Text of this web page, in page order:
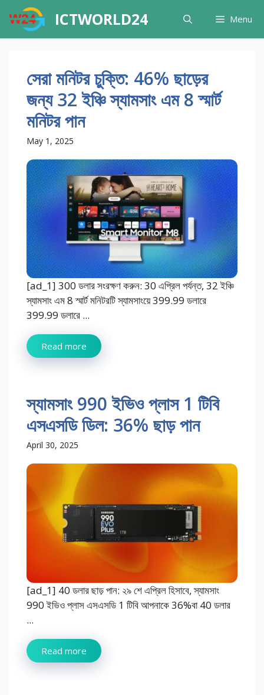
content
ICTWORLD24 Menu
সেরা মনিটর চুক্তি: 46% ছাড়ের
জন্য 32 ইঞ্চি স্যামসাং এম 8 স্মার্ট
মনিটর পান
May 1, 2025
[ad_1] 300 ডলার সংরক্ষণ করুন: 30 এপ্রিল পর্যন্ত, 32 ইঞ্চি
স্যামসাং এম 8 স্মার্ট মনিটরটি স্যামসাংয়ে 399.99 ডলারে
399.99 ডলারে ...
Read more
স্যামসাং 990 ইভিও প্লাস 1 টিবি
এসএসডি ডিল: 36% ছাড় পান
April 30, 2025
[ad_1] 40 ডলার ছাড় পান: ২৯ শে এপ্রিল হিসাবে, স্যামসাং
990 ইভিও প্লাস এসএসডি 1 টিবি আপনাকে 36%বা 40 ডলার
...
Read more